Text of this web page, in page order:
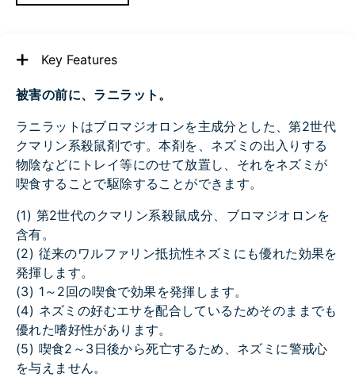
Key Features
被害の前に、ラニラット。
ラニラットはブロマジオロンを主成分とした、第2世代
クマリン系殺鼠剤です。本剤を、ネズミの出入りする
物陰などにトレイ等にのせて放置し、それをネズミが
喫食することで駆除することができます。
(1) 第2世代のクマリン系殺鼠成分、ブロマジオロンを
含有。
(2) 従来のワルファリン抵抗性ネズミにも優れた効果を
発揮します。
(3) 1～2回の喫食で効果を発揮します。
(4) ネズミの好むエサを配合しているためそのままでも
優れた嗜好性があります。
(5) 喫食2～3日後から死亡するため、ネズミに警戒心
を与えません。